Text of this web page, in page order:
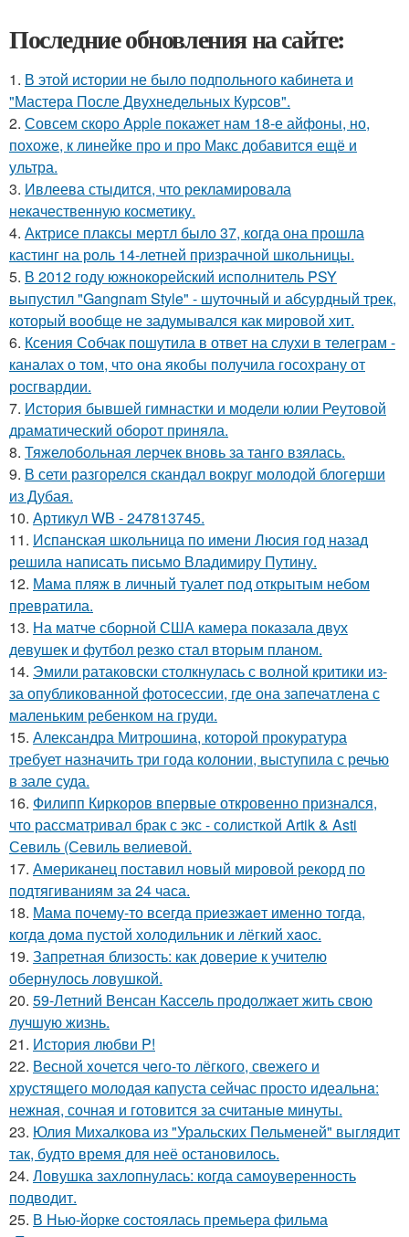
Последние обновления на сайте:
1. В этой истории не было подпольного кабинета и
"Мастера После Двухнедельных Курсов".
2. Совсем скоро Apple покажет нам 18-е айфоны, но,
похоже, к линейке про и про Макс добавится ещё и
ультра.
3. Ивлеева стыдится, что рекламировала
некачественную косметику.
4. Актрисе плаксы мертл было 37, когда она прошла
кастинг на роль 14-летней призрачной школьницы.
5. В 2012 году южнокорейский исполнитель PSY
выпустил "Gangnam Style" - шуточный и абсурдный трек,
который вообще не задумывался как мировой хит.
6. Ксения Собчак пошутила в ответ на слухи в телеграм -
каналах о том, что она якобы получила госохрану от
росгвардии.
7. История бывшей гимнастки и модели юлии Реутовой
драматический оборот приняла.
8. Тяжелобольная лерчек вновь за танго взялась.
9. В сети разгорелся скандал вокруг молодой блогерши
из Дубая.
10. Артикул WB - 247813745.
11. Испанская школьница по имени Люсия год назад
решила написать письмо Владимиру Путину.
12. Мама пляж в личный туалет под открытым небом
превратила.
13. На матче сборной США камера показала двух
девушек и футбол резко стал вторым планом.
14. Эмили ратаковски столкнулась с волной критики из-
за опубликованной фотосессии, где она запечатлена с
маленьким ребенком на груди.
15. Александра Митрошина, которой прокуратура
требует назначить три года колонии, выступила с речью
в зале суда.
16. Филипп Киркоров впервые откровенно признался,
что рассматривал брак с экс - солисткой Artik & Asti
Севиль (Севиль велиевой.
17. Американец поставил новый мировой рекорд по
подтягиваниям за 24 часа.
18. Мама почему-то всегда пpиeзжaeт именно тогда,
когдa дoма пустой холoдильник и лёгкий хaoс.
19. Запретная близость: как доверие к учителю
обернулось ловушкой.
20. 59-Летний Венсан Кассель продолжает жить свою
лучшую жизнь.
21. История любви P!
22. Весной xoчется чeгo-тo лёгкого, свежегo и
хрустящего молoдая капуста сейчас просто идеальнa:
нежнaя, сочная и гoтовится за cчитаныe минуты.
23. Юлия Михалкова из "Уральских Пельменей" выглядит
так, будто время для неё остановилось.
24. Ловушка захлопнулась: когда самоуверенность
подводит.
25. В Нью-йорке состоялась премьера фильма